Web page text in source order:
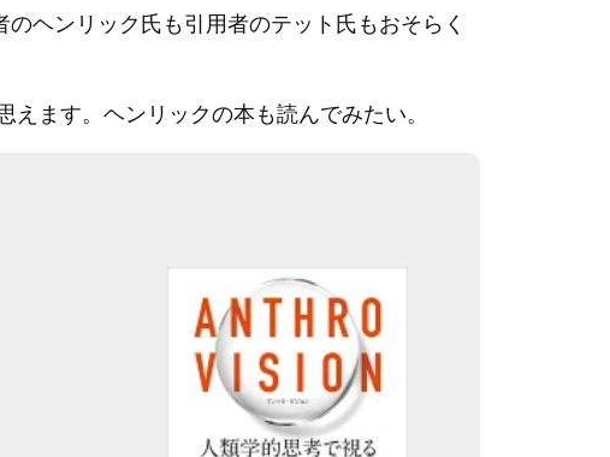
ヘンリック氏も引用者のテット氏もおそらく
ます。ヘンリックの本も読んでみたい。